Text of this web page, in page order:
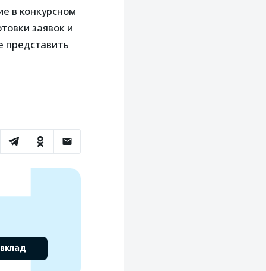
в конкурсном
заявок и
представить